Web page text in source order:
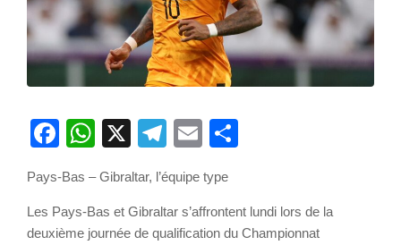
Facebook
WhatsApp
X Telegram
Email
Pays-Bas – Gibraltar, l’équipe type
Les Pays-Bas et Gibraltar s’affrontent lundi lors de la
deuxième journée de qualification du Championnat